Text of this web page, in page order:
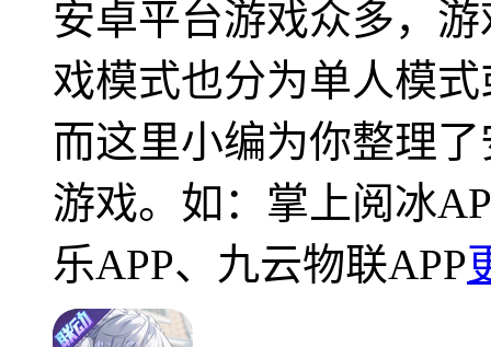
安卓平台游戏众多，
戏模式也分为单人模
而这里小编为你整理
游戏。如：掌上阅冰
乐APP、九云物联APP